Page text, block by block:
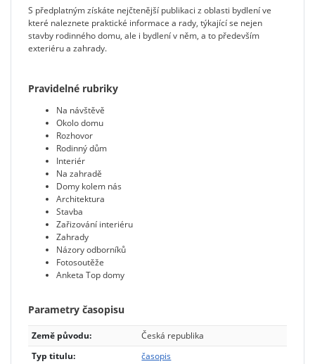
S předplatným získáte nejčtenější publikaci z oblasti bydlení ve
které naleznete praktické informace a rady, týkající se nejen
stavby rodinného domu, ale i bydlení v něm, a to především
exteriéru a zahrady.
Pravidelné rubriky
Na návštěvě
Okolo domu
Rozhovor
Rodinný dům
Interiér
Na zahradě
Domy kolem nás
Architektura
Stavba
Zařizování interiéru
Zahrady
Názory odborníků
Fotosoutěže
Anketa Top domy
Parametry časopisu
Země původu:
Česká republika
Typ titulu:
časopis